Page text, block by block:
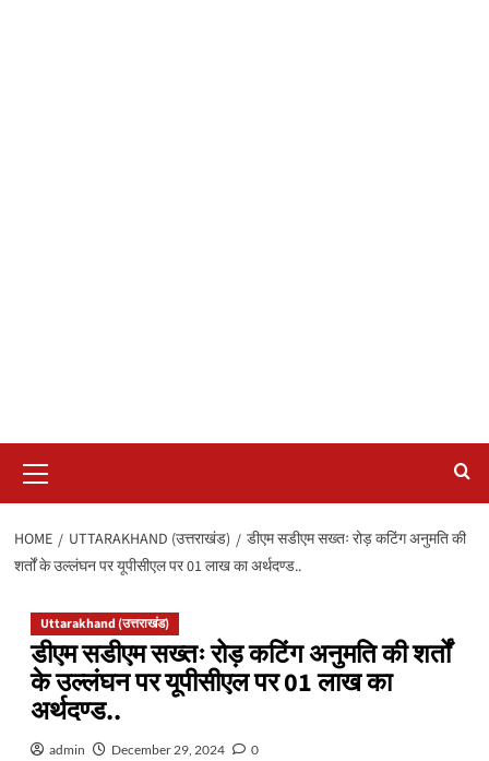
Menu
HOME UTTARAKHAND (उत्तराखंड)
डीएम सडीएम सख्तः रोड़ कटिंग अनुमति की
शर्तों के उल्लंघन पर यूपीसीएल पर 01 लाख का अर्थदण्ड..
Uttarakhand (उत्तराखंड)
डीएम सडीएम सख्तः रोड़ कटिंग अनुमति की शर्तों
के उल्लंघन पर यूपीसीएल पर 01 लाख का
अर्थदण्ड..
admin December 29, 2024 0